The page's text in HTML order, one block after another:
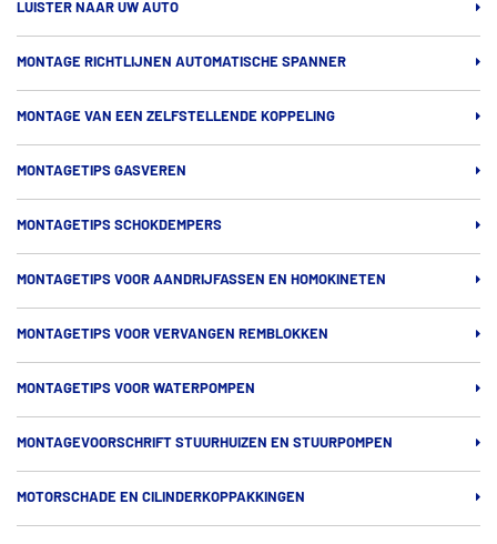
LUISTER NAAR UW AUTO
MONTAGE RICHTLIJNEN AUTOMATISCHE SPANNER
MONTAGE VAN EEN ZELFSTELLENDE KOPPELING
MONTAGETIPS GASVEREN
MONTAGETIPS SCHOKDEMPERS
MONTAGETIPS VOOR AANDRIJFASSEN EN HOMOKINETEN
MONTAGETIPS VOOR VERVANGEN REMBLOKKEN
MONTAGETIPS VOOR WATERPOMPEN
MONTAGEVOORSCHRIFT STUURHUIZEN EN STUURPOMPEN
MOTORSCHADE EN CILINDERKOPPAKKINGEN